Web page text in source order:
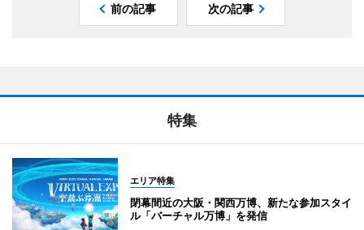
前の記事 次の記事
特集
エリア特集
閉幕間近の大阪・関西万博、新たな参加スタイ
ル「バーチャル万博」を発信